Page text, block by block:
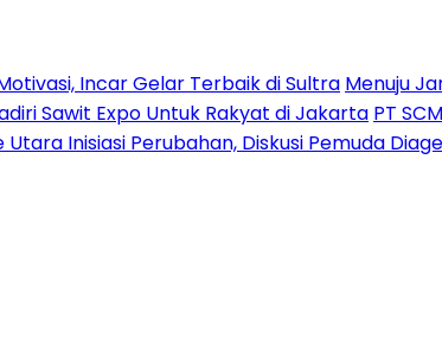
Incar Gelar Terbaik di Sultra Menuju
Sawit Expo Untuk Rakyat di Jakarta PT
Inisiasi Perubahan, Diskusi Pemuda